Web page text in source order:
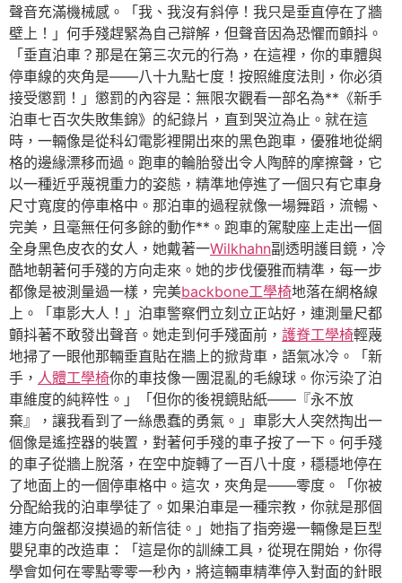
聲音充滿機械感。「我、我沒有斜停！我只是垂直停在了牆
壁上！」何手殘趕緊為自己辯解，但聲音因為恐懼而顫抖。
「垂直泊車？那是在第三次元的行為，在這裡，你的車體與
停車線的夾角是——八十九點七度！按照維度法則，你必須
接受懲罰！」懲罰的內容是：無限次觀看一部名為**《新手
泊車七百次失敗集錦》的紀錄片，直到哭泣為止。就在這
時，一輛像是從科幻電影裡開出來的黑色跑車，優雅地從網
格的邊緣漂移而過。跑車的輪胎發出令人陶醉的摩擦聲，它
以一種近乎蔑視重力的姿態，精準地停進了一個只有它車身
尺寸寬度的停車格中。那泊車的過程就像一場舞蹈，流暢、
完美，且毫無任何多餘的動作**。跑車的駕駛座上走出一個
全身黑色皮衣的女人，她戴著一Wilkhahn副透明護目鏡，冷
酷地朝著何手殘的方向走來。她的步伐優雅而精準，每一步
都像是被測量過一樣，完美backbone工學椅地落在網格線
上。「車影大人！」泊車警察們立刻立正站好，連測量尺都
顫抖著不敢發出聲音。她走到何手殘面前， 護脊工學椅輕蔑
地掃了一眼他那輛垂直貼在牆上的掀背車，語氣冰冷。「新
手， 人體工學椅你的車技像一團混亂的毛線球。你污染了泊
車維度的純粹性。」「但你的後視鏡貼紙——『永不放
棄』，讓我看到了一絲愚蠢的勇氣。」車影大人突然掏出一
個像是遙控器的裝置，對著何手殘的車子按了一下。何手殘
的車子從牆上脫落，在空中旋轉了一百八十度，穩穩地停在
了地面上的一個停車格中。這次，夾角是——零度。「你被
分配給我的泊車學徒了。如果泊車是一種宗教，你就是那個
連方向盤都沒摸過的新信徒。」她指了指旁邊一輛像是巨型
嬰兒車的改造車：「這是你的訓練工具，從現在開始，你得
學會如何在零點零零一秒內，將這輛車精準停入對面的針眼